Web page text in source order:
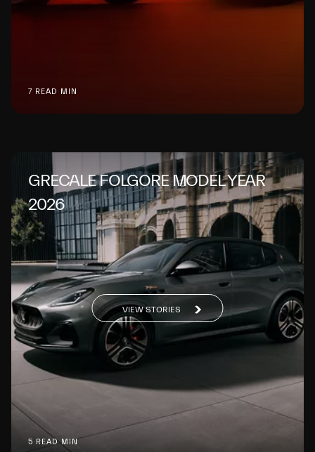
7 READ MIN
GRECALE FOLGORE MODEL YEAR
2026
5 READ MIN
VIEW STORIES